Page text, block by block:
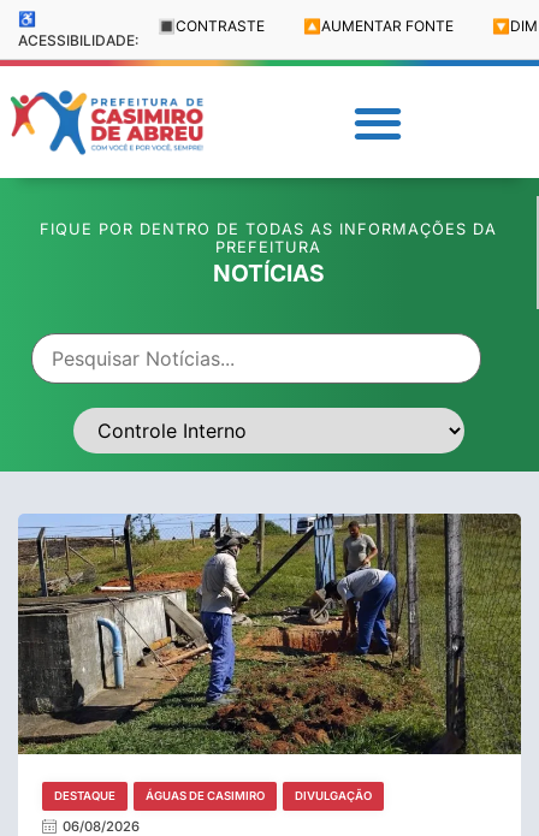
♿
ACESSIBILIDADE:
🔳 CONTRASTE 🔼 AUMENTAR FONTE 🔽
FIQUE POR DENTRO DE TODAS AS INFORMAÇÕES DA
PREFEITURA
NOTÍCIAS
DESTAQUE ÁGUAS DE CASIMIRO DIVULGAÇÃO
06/08/2026